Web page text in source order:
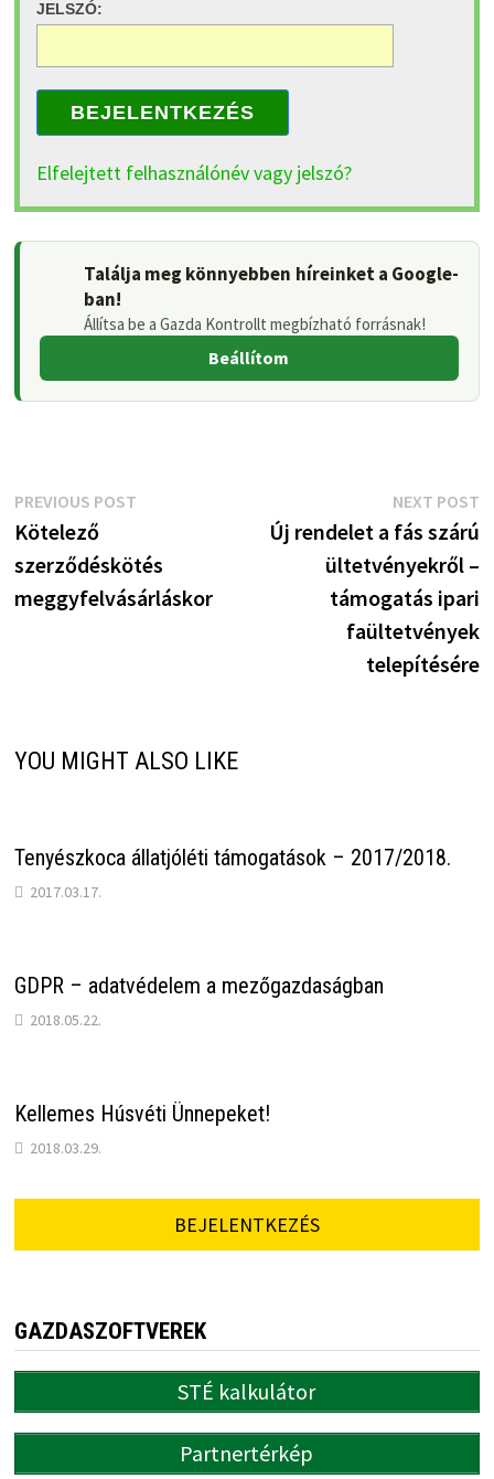
JELSZÓ:
BEJELENTKEZÉS
Elfelejtett felhasználónév vagy jelszó?
Találja meg könnyebben híreinket a Google-
ban!
Állítsa be a Gazda Kontrollt megbízható forrásnak!
Beállítom
Bejegyzés
navigáció
PREVIOUS POSTPrevious
Kötelező
szerződéskötés
meggyfelvásárláskor
NEXT POST
Új rendelet a fás szárú
ültetvényekről –
támogatás ipari
faültetvények
telepítésére
YOU MIGHT ALSO LIKE
Tenyészkoca állatjóléti támogatások – 2017/2018.
2017.03.17.
GDPR – adatvédelem a mezőgazdaságban
2018.05.22.
Kellemes Húsvéti Ünnepeket!
2018.03.29.
BEJELENTKEZÉS
GAZDASZOFTVEREK
STÉ kalkulátor
Partnertérkép